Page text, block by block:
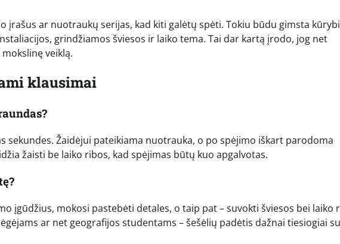
įrašus ar nuotraukų serijas, kad kiti galėtų spėti. Tokiu būdu gimsta
grindžiamos šviesos ir laiko tema. Tai dar kartą įrodo, jog net
veiklą.
klausimai
sekundes. Žaidėjui pateikiama nuotrauka, o po spėjimo iškart parodoma
žaisti be laiko ribos, kad spėjimas būtų kuo apgalvotas.
įgūdžius, mokosi pastebėti detales, o taip pat – suvokti šviesos bei laiko
ar net geografijos studentams – šešėlių padėtis dažnai tiesiogiai